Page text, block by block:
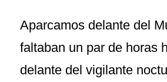
Aparcamos delante del
faltaban un par de horas
delante del vigilante